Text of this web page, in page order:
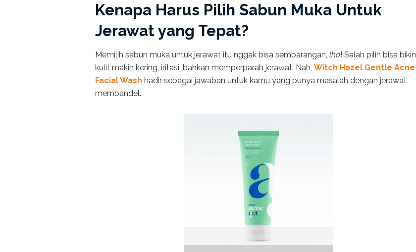
Kenapa Harus Pilih Sabun Muka Untuk
Jerawat yang Tepat?
Memilih sabun muka untuk jerawat itu nggak bisa sembarangan, lho! Salah pilih bisa bikin
kulit makin kering, iritasi, bahkan memperparah jerawat. Nah, Witch Hazel Gentle Acne
Facial Wash hadir sebagai jawaban untuk kamu yang punya masalah dengan jerawat
membandel.